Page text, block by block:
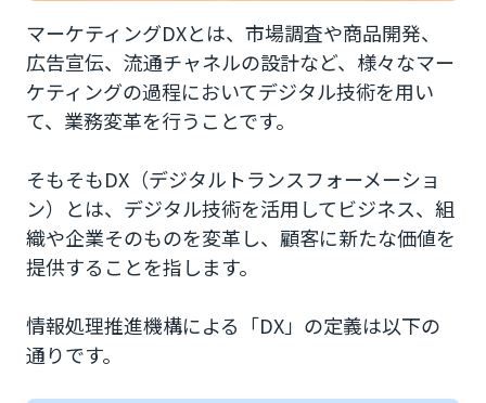
マーケティングDX推進の課題
人材不足
マーケティングDXを成功させるポイント
経営層によるコミットメント
顧客視点での顧客体験の向上
マーケティングDXとは、市場調査や商品開発、
広告宣伝、流通チャネルの設計など、様々なマー
ケティングの過程においてデジタル技術を用い
て、業務変革を行うことです。
そもそもDX（デジタルトランスフォーメーショ
ン）とは、デジタル技術を活用してビジネス、組
織や企業そのものを変革し、顧客に新たな価値を
提供することを指します。
情報処理推進機構による「DX」の定義は以下の
通りです。